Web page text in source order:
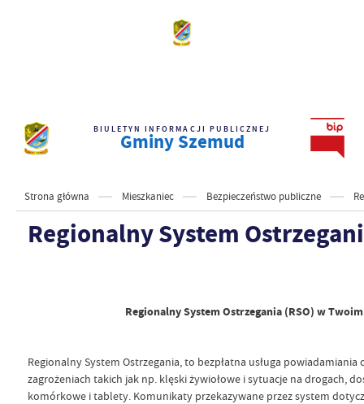
BIULETYN INFORMACJI PUBLICZNEJ
Gminy Szemud
Strona główna Mieszkaniec Bezpieczeństwo publiczne
Regionalny System
Regionalny System Ostrzegania (RSO) w
Regionalny System Ostrzegania, to bezpłatna usługa
zagrożeniach takich jak np. klęski żywiołowe i sytuacje na drogach,
komórkowe i tablety. Komunikaty przekazywane przez system